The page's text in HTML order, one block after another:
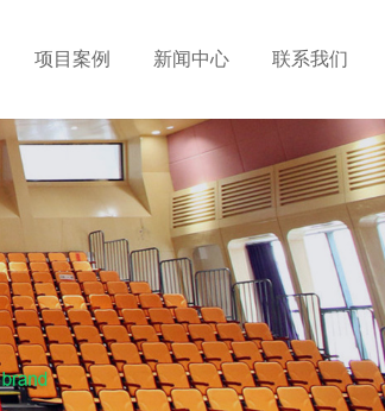
项目案例 新闻中心 联系我们